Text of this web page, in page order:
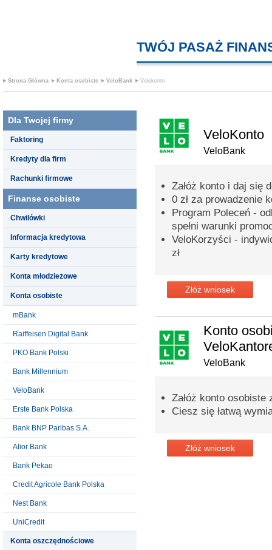
TWÓJ PASAŻ
Strona Główna Konta osobiste VeloBank Velokonto
Dla Twojej firmy
Faktoring
Kredyty dla firm
Rachunki firmowe
Finanse osobiste
Chwilówki
Informacja kredytowa
Karty kredytowe
Konta młodzieżowe
Konta osobiste
mBank
Raiffeisen Digital Bank
PKO Bank Polski
Bank Millennium
VeloBank
Erste Bank Polska
Bank BNP Paribas S.A.
Alior Bank
Bank Pekao
Credit Agricole Bank Polska
Nest Bank
UniCredit
Konta oszczędnościowe
VeloKonto
VeloBank
Załóż konto i daj się
0 zł za prowadzenie
Program Poleceń -
spełni warunki
VeloKorzyści -
zł
Złóż wniosek
Konto
VeloBank
Załóż konto osobiste
Ciesz się łatwą
Złóż wniosek